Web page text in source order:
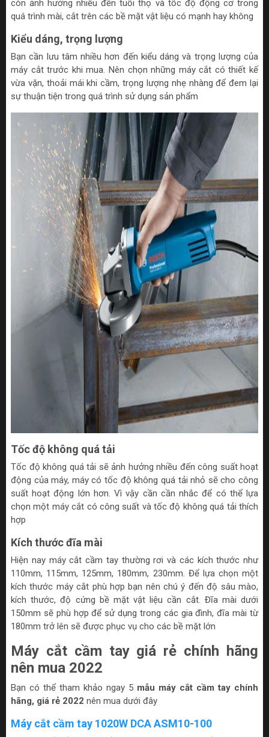
còn ảnh hưởng nhiều đến tuổi thọ và tốc độ động cơ trong
quá trình mài, cắt trên các bề mặt vật liệu có mạnh hay không
Kiểu dáng, trọng lượng
Bạn cần lưu tâm nhiều hơn đến kiểu dáng và trọng lượng của
máy cắt trước khi mua. Nên chọn những máy cắt có thiết kế
vừa vặn, thoải mái khi cầm, trọng lượng nhẹ nhàng để đem lại
sự thuận tiện trong quá trình sử dụng sản phẩm
Tốc độ không quá tải
Tốc độ không quá tải sẽ ảnh hưởng nhiều đến công suất hoạt
động của máy, máy có tốc độ không quá tải nhỏ sẽ cho công
suất hoạt động lớn hơn. Vì vậy cần cần nhắc để có thể lựa
chọn một máy cắt có công suất và tốc độ không quá tải thích
hợp
Kích thước đĩa mài
Hiện nay máy cắt cầm tay thường rơi và các kích thước như
110mm, 115mm, 125mm, 180mm, 230mm. Để lựa chọn một
kích thước máy cắt phù hợp bạn nên chú ý đến độ sâu mào,
kích thước, độ cứng bề mặt vật liệu cần cắt. Đĩa mài dưới
150mm sẽ phù hợp để sử dụng trong các gia đình, đĩa mài từ
180mm trở lên sẽ được phục vụ cho các bề mặt lớn
Máy cắt cầm tay giá rẻ chính hãng
nên mua 2022
Bạn có thể tham khảo ngay 5 mẫu máy cắt cầm tay chính
hãng, giá rẻ 2022 nên mua dưới đây
Máy cắt cầm tay 1020W DCA ASM10-100